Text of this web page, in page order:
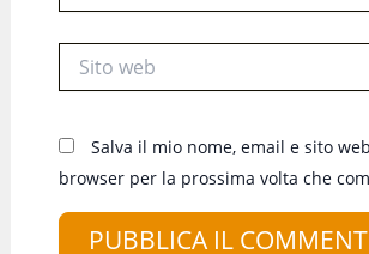
web
Salva il mio nome, email e sito
browser per la prossima volta che